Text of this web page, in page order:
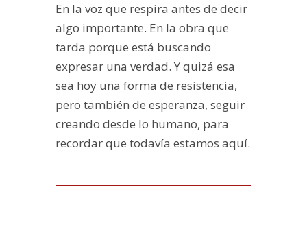
En la voz que respira antes de decir
algo importante. En la obra que
tarda porque está buscando
expresar una verdad. Y quizá esa
sea hoy una forma de resistencia,
pero también de esperanza, seguir
creando desde lo humano, para
recordar que todavía estamos aquí.